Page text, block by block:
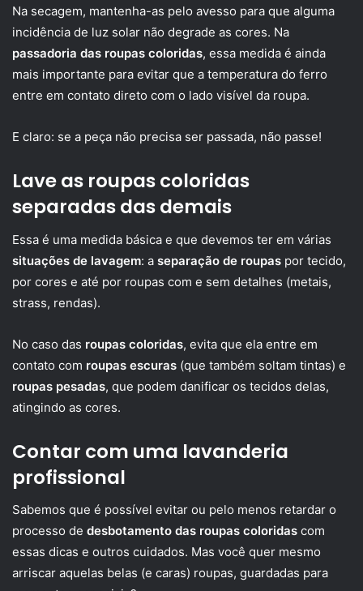
Na secagem, mantenha-as pelo avesso para que alguma
incidência de luz solar não degrade as cores. Na
passadoria das roupas coloridas, essa medida é ainda
mais importante para evitar que a temperatura do ferro
entre em contato direto com o lado visível da roupa.
E claro: se a peça não precisa ser passada, não passe!
Lave as roupas coloridas
separadas das demais
Essa é uma medida básica e que devemos ter em várias
situações de lavagem: a separação de roupas por tecido,
por cores e até por roupas com e sem detalhes (metais,
strass, rendas).
No caso das roupas coloridas, evita que ela entre em
contato com roupas escuras (que também soltam tintas) e
roupas pesadas, que podem danificar os tecidos delas,
atingindo as cores.
Contar com uma lavanderia
profissional
Sabemos que é possível evitar ou pelo menos retardar o
processo de desbotamento das roupas coloridas com
essas dicas e outros cuidados. Mas você quer mesmo
arriscar aquelas belas (e caras) roupas, guardadas para